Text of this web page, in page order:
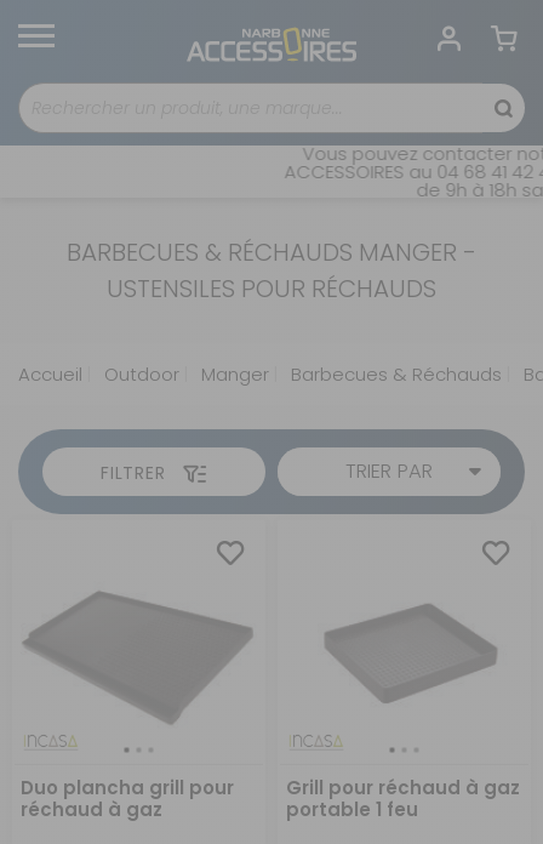
Vous pouvez contacter
ACCESSOIRES au 04 68 41
de 9h à 18h
BARBECUES & RÉCHAUDS MANGER -
USTENSILES POUR RÉCHAUDS
Accueil Outdoor Manger Barbecues & Réchauds
FILTRER TRIER PAR
Duo plancha grill pour
réchaud à gaz
Grill pour réchaud à gaz
portable 1 feu